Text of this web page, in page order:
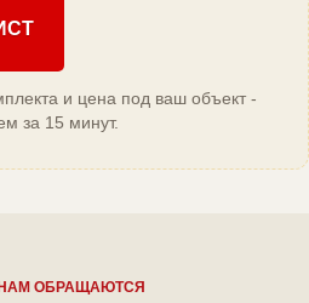
и цена под ваш объект -
за 15 минут.
НАМ ОБРАЩАЮТСЯ